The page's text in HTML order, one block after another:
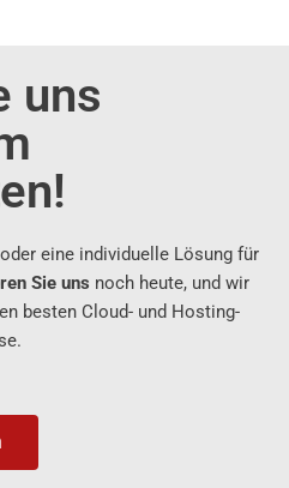
uns
eine individuelle Lösung für
Sie uns noch heute, und wir
besten Cloud- und Hosting-